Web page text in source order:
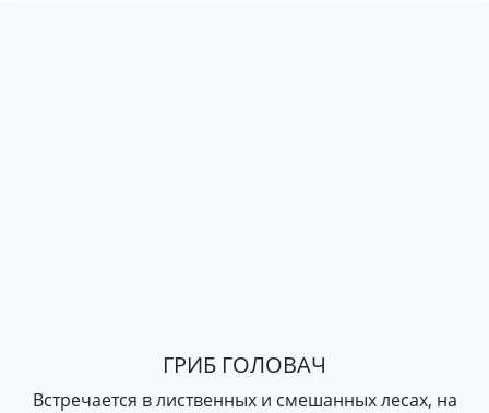
ГРИБ ГОЛОВАЧ
Встречается в лиственных и смешанных лесах, на